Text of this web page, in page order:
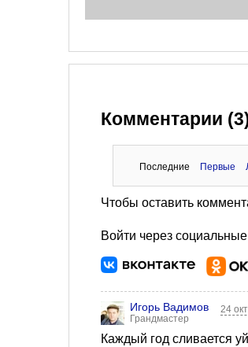
Комментарии
Последние Первые
Чтобы оставить
Войти через социальные
Игорь Вадимов
Грандмастер
24
Каждый год сливается